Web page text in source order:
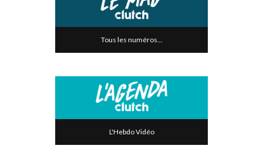
Tous les numéros...
L'Hebdo Vidéo